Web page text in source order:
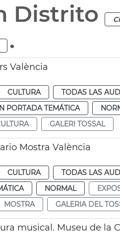
Distrito
.
València
CULTURA TODAS LAS
PORTADA TEMÁTICA
GALERI TOSSAL
Mostra València
CULTURA TODAS LAS
NORMAL
MOSTRA GALERIA DEL
musical. Museu de la